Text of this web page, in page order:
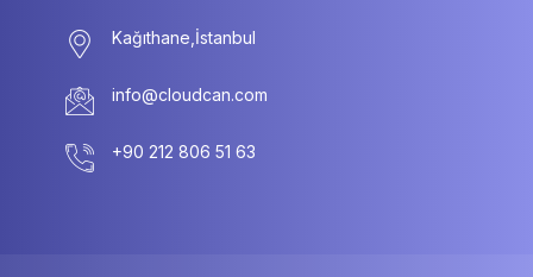
info@cloudcan.com
+90 212 806 51 63